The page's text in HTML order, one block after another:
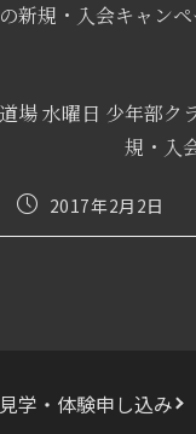
新規・入会キャン
場 水曜日 少年部ク
規・入
投
2017年2月2日
見学・体験申し込み